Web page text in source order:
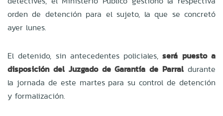
orden de detención para el sujeto, la que se concretó
ayer lunes.
El detenido, sin antecedentes policiales, será puesto a
disposición del Juzgado de Garantía de Parral durante
la jornada de este martes para su control de detención
y formalización.